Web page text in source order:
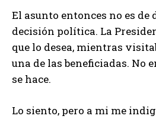
El asunto entonces no es de
decisión política. La
que lo desea, mientras
una de las beneficiadas. No
se hace.
Lo siento, pero a mi me